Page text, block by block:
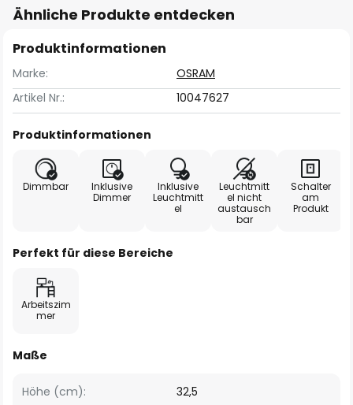
Ähnliche Produkte entdecken
Produktinformationen
Marke:
OSRAM
Artikel Nr.:
10047627
Produktinformationen
Dimmbar
Inklusive
Dimmer
Inklusive
Leuchtmitt
el
Leuchtmitt
el nicht
austausch
bar
Schalter
am
Produkt
Perfekt für diese Bereiche
Arbeitszim
mer
Maße
Höhe (cm):
32,5